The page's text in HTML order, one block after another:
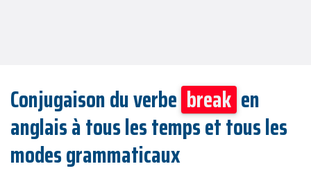
Conjugaison du verbe break en
anglais à tous les temps et tous les
modes grammaticaux